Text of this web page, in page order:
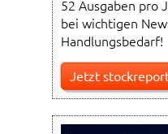
52 Ausgaben pro
bei wichtigen
Handlungsbedarf!
Jetzt